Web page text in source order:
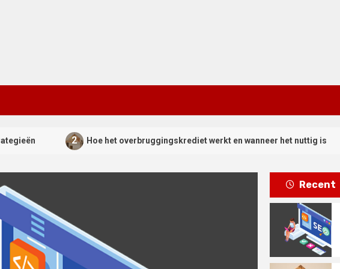
Hoe het overbruggingskrediet werkt en wanneer het nuttig is
Recent